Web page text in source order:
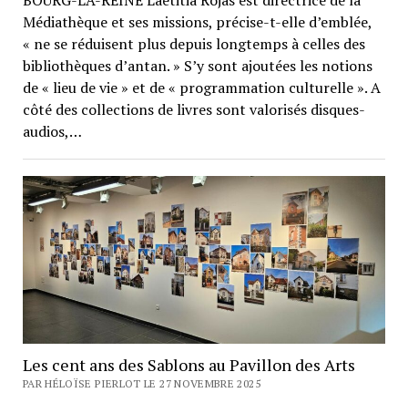
Médiathèque et ses missions, précise-t-elle d’emblée,
« ne se réduisent plus depuis longtemps à celles des
bibliothèques d’antan. » S’y sont ajoutées les notions
de « lieu de vie » et de « programmation culturelle ». A
côté des collections de livres sont valorisés disques-
audios,…
Les cent ans des Sablons au Pavillon des Arts
PAR HÉLOÏSE PIERLOT LE 27 NOVEMBRE 2025